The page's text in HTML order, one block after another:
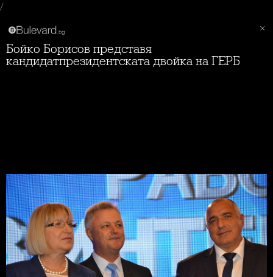
/
Бойко Борисов представя
кандидатпрезидентската двойка на ГЕРБ